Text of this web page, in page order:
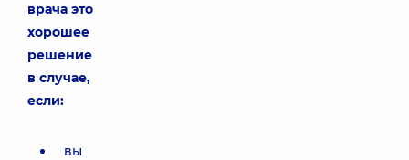
врача это
хорошее
решение
в случае,
если:
вы